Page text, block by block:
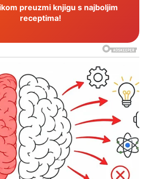
preuzmi knjigu s najboljim
receptima!